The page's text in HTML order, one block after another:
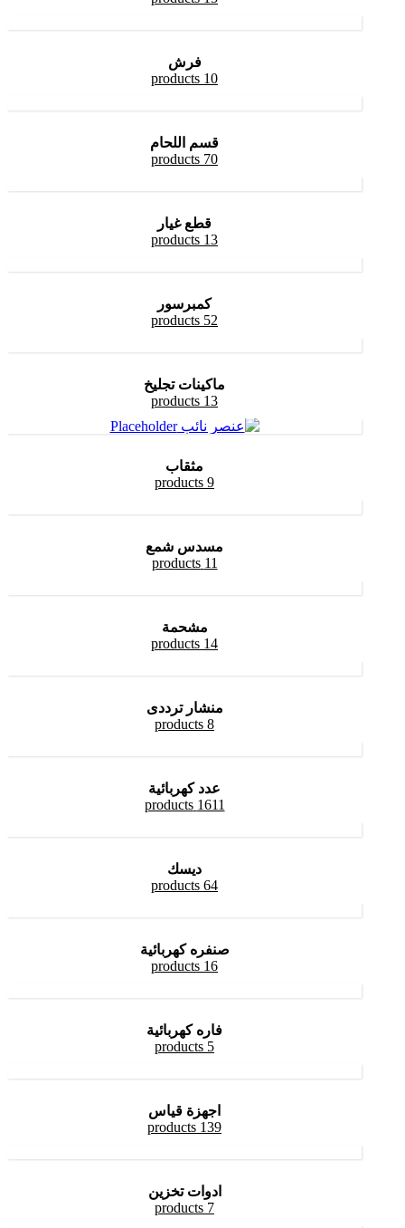
فرش
10 products
قسم اللحام
70 products
قطع غيار
13 products
كمبرسور
52 products
ماكينات تجليخ
13 products
مثقاب
9 products
مسدس شمع
11 products
مشحمة
14 products
منشار ترددى
8 products
عدد كهربائية
1611 products
ديسك
64 products
صنفره كهربائية
16 products
فاره كهربائية
5 products
اجهزة قياس
139 products
ادوات تخزين
7 products